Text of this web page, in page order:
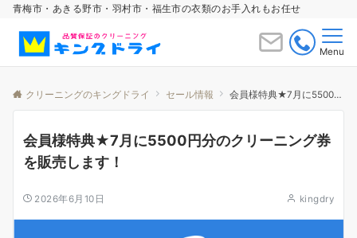
青梅市・あきる野市・羽村市・福生市の衣類のお手入れもお任せ
Menu
クリーニングのキングドライ セール情報 会員様特典★7月に5500円分のクリーニング券を販売します！
会員様特典★7月に5500円分のクリーニング券
を販売します！
2026年6月10日 kingdry